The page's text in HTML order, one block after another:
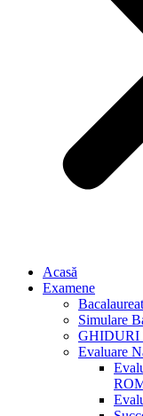
Acasă
Examene
Bacalaureat
Simulare
Evaluare